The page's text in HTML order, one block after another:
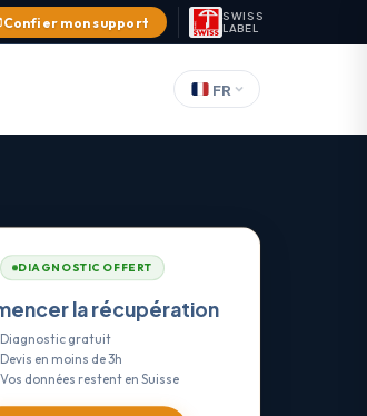
Confier mon support
SWISS
LABEL
FR
DIAGNOSTIC OFFERT
la récupération
Diagnostic gratuit
Devis en moins de 3h
Vos données restent en Suisse